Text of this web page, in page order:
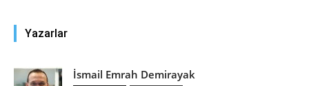
Yazarlar
İsmail Emrah Demirayak